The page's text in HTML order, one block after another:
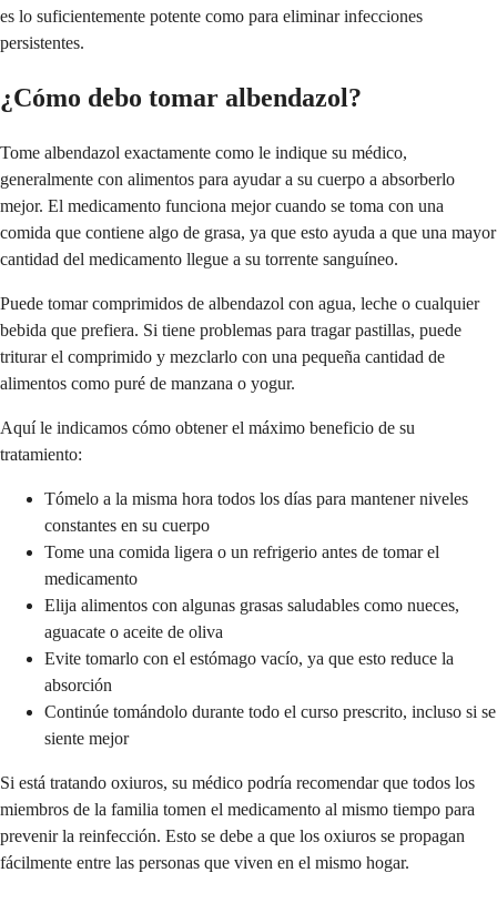
es lo suficientemente potente como para eliminar infecciones
persistentes.
¿Cómo debo tomar albendazol?
Tome albendazol exactamente como le indique su médico,
generalmente con alimentos para ayudar a su cuerpo a absorberlo
mejor. El medicamento funciona mejor cuando se toma con una
comida que contiene algo de grasa, ya que esto ayuda a que una mayor
cantidad del medicamento llegue a su torrente sanguíneo.
Puede tomar comprimidos de albendazol con agua, leche o cualquier
bebida que prefiera. Si tiene problemas para tragar pastillas, puede
triturar el comprimido y mezclarlo con una pequeña cantidad de
alimentos como puré de manzana o yogur.
Aquí le indicamos cómo obtener el máximo beneficio de su
tratamiento:
Tómelo a la misma hora todos los días para mantener niveles
constantes en su cuerpo
Tome una comida ligera o un refrigerio antes de tomar el
medicamento
Elija alimentos con algunas grasas saludables como nueces,
aguacate o aceite de oliva
Evite tomarlo con el estómago vacío, ya que esto reduce la
absorción
Continúe tomándolo durante todo el curso prescrito, incluso si se
siente mejor
Si está tratando oxiuros, su médico podría recomendar que todos los
miembros de la familia tomen el medicamento al mismo tiempo para
prevenir la reinfección. Esto se debe a que los oxiuros se propagan
fácilmente entre las personas que viven en el mismo hogar.